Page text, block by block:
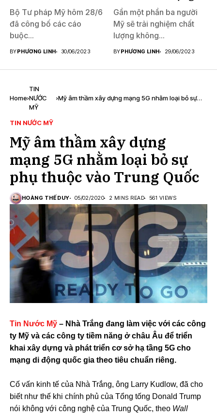
Bộ Tư pháp Mỹ hôm 28/6
đã công bố các cáo
buộc...
BYPHƯƠNG LINH 30/06/2023
Gần một phần ba người
Mỹ sẽ trải nghiệm chất
lượng không...
BYPHƯƠNG LINH 29/06/2023
Home
TIN
NƯỚC
MỸ
Mỹ âm thầm xây dựng mạng 5G nhằm loại bỏ sự
TIN NƯỚC MỸ
Mỹ âm thầm xây dựng
mạng 5G nhằm loại bỏ sự
phụ thuộc vào Trung Quốc
HOÀNG THẾ DUY 05/02/2020 2 MINS READ 561 VIEWS
Tin Nước Mỹ – Nhà Trắng đang làm việc với các công
ty Mỹ và các công ty tiềm năng ở châu Âu để triển
khai xây dựng và phát triển cơ sở hạ tầng 5G cho
mạng di động quốc gia theo tiêu chuẩn riêng.
Cố vấn kinh tế của Nhà Trắng, ông Larry Kudlow, đã cho
biết như thế khi chính phủ của Tổng tống Donald Trump
nói không với công nghệ của Trung Quốc, theo Wall